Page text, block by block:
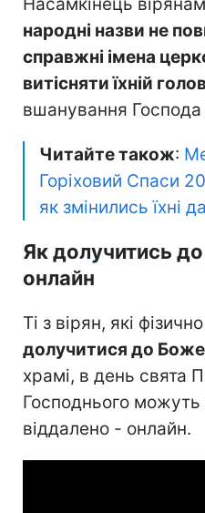
народні назви не
справжні імена
витісняти їхній
вшанування Господа
Читайте також:
Горіховий Спаси
як змінились їхні
Як долучитись до
онлайн
Ті з вірян, які
долучитися до
храмі, в день свята
Господнього
віддалено - онлайн.